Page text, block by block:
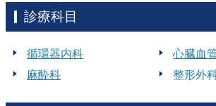
診療科目
循環器内科
心臓血
麻酔科
整形外